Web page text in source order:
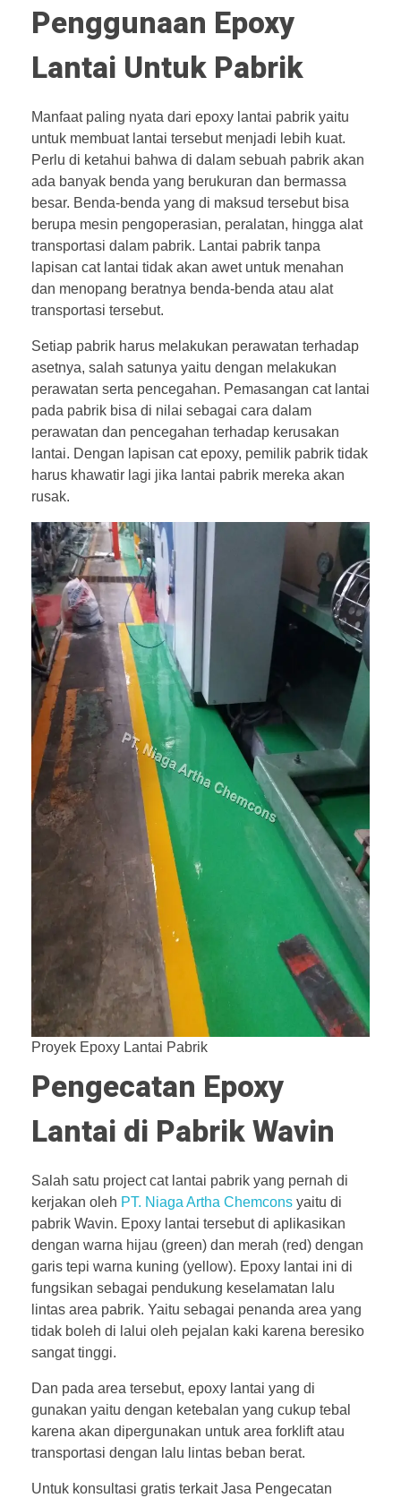
Penggunaan Epoxy
Lantai Untuk Pabrik
Manfaat paling nyata dari epoxy lantai pabrik yaitu
untuk membuat lantai tersebut menjadi lebih kuat.
Perlu di ketahui bahwa di dalam sebuah pabrik akan
ada banyak benda yang berukuran dan bermassa
besar. Benda-benda yang di maksud tersebut bisa
berupa mesin pengoperasian, peralatan, hingga alat
transportasi dalam pabrik. Lantai pabrik tanpa
lapisan cat lantai tidak akan awet untuk menahan
dan menopang beratnya benda-benda atau alat
transportasi tersebut.
Setiap pabrik harus melakukan perawatan terhadap
asetnya, salah satunya yaitu dengan melakukan
perawatan serta pencegahan. Pemasangan cat lantai
pada pabrik bisa di nilai sebagai cara dalam
perawatan dan pencegahan terhadap kerusakan
lantai. Dengan lapisan cat epoxy, pemilik pabrik tidak
harus khawatir lagi jika lantai pabrik mereka akan
rusak.
Proyek Epoxy Lantai Pabrik
Pengecatan Epoxy
Lantai di Pabrik Wavin
Salah satu project cat lantai pabrik yang pernah di
kerjakan oleh PT. Niaga Artha Chemcons yaitu di
pabrik Wavin. Epoxy lantai tersebut di aplikasikan
dengan warna hijau (green) dan merah (red) dengan
garis tepi warna kuning (yellow). Epoxy lantai ini di
fungsikan sebagai pendukung keselamatan lalu
lintas area pabrik. Yaitu sebagai penanda area yang
tidak boleh di lalui oleh pejalan kaki karena beresiko
sangat tinggi.
Dan pada area tersebut, epoxy lantai yang di
gunakan yaitu dengan ketebalan yang cukup tebal
karena akan dipergunakan untuk area forklift atau
transportasi dengan lalu lintas beban berat.
Untuk konsultasi gratis terkait Jasa Pengecatan